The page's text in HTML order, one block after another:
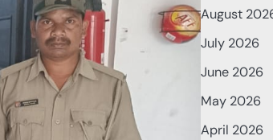
August
July 2026
June 2026
May 2026
April 2026